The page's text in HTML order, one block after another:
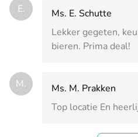
E.
Ms. E. Schutte
Lekker gegeten,
bieren. Prima deal!
M.
Ms. M. Prakken
Top locatie En